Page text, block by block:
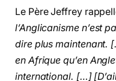
Le Père Jeffrey
l’Anglicanisme n’est
dire plus maintenant.
en Afrique qu’en
international. […]